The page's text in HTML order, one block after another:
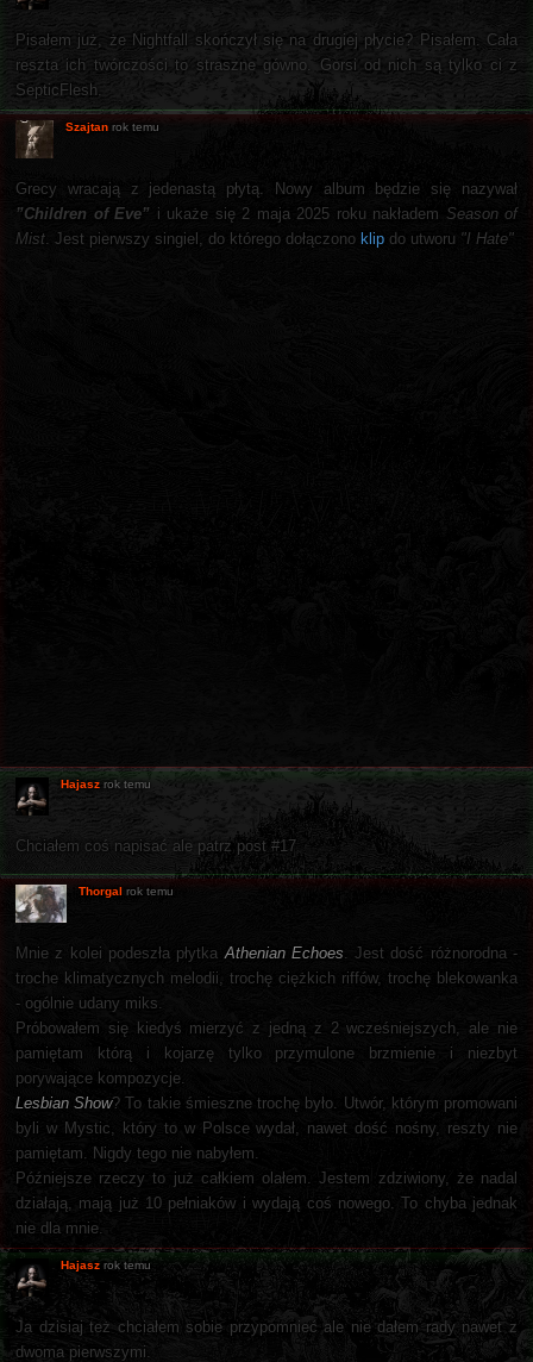
Pisałem już, że Nightfall skończył się na drugiej płycie? Pisałem. Cała
reszta ich twórczości to straszne gówno. Gorsi od nich są tylko ci z
SepticFlesh.
Szajtan rok temu
Grecy wracają z jedenastą płytą. Nowy album będzie się nazywał
”Children of Eve” i ukaże się 2 maja 2025 roku nakładem Season of
Mist . Jest pierwszy singiel, do którego dołączono klip do utworu "I Hate"
Hajasz rok temu
Chciałem coś napisać ale patrz post #17
Thorgal rok temu
Mnie z kolei podeszła płytka Athenian Echoes . Jest dość różnorodna -
troche klimatycznych melodii, trochę ciężkich riffów, trochę blekowanka
- ogólnie udany miks.
Próbowałem się kiedyś mierzyć z jedną z 2 wcześniejszych, ale nie
pamiętam którą i kojarzę tylko przymulone brzmienie i niezbyt
porywające kompozycje.
Lesbian Show? To takie śmieszne trochę było. Utwór, którym promowani
byli w Mystic, który to w Polsce wydał, nawet dość nośny, reszty nie
pamiętam. Nigdy tego nie nabyłem.
Późniejsze rzeczy to już całkiem olałem. Jestem zdziwiony, że nadal
działają, mają już 10 pełniaków i wydają coś nowego. To chyba jednak
nie dla mnie.
Hajasz rok temu
Ja dzisiaj też chciałem sobie przypomnieć ale nie dałem rady nawet z
dwoma pierwszymi.